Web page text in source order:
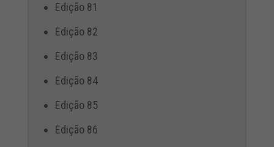
Edição 81
Edição 82
Edição 83
Edição 84
Edição 85
Edição 86